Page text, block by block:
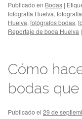
Publicado en Bodas |
fotografía Huelva,
Huelva, fotógrafos bodas,
Reportaje de boda Huelva |
Cómo
bodas
Publicado el 29 de